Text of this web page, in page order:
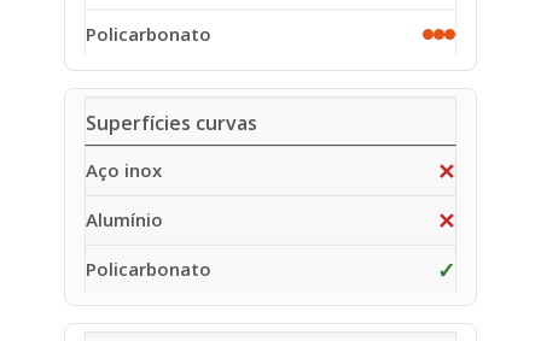
Superfícies curvas
✕
✕
✓